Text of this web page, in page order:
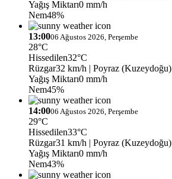
Yağış Miktarı0 mm/h
Nem48%
13:0006 Ağustos 2026, Perşembe
28°C
Hissedilen32°C
Rüzgar32 km/h | Poyraz (Kuzeydoğu)
Yağış Miktarı0 mm/h
Nem45%
14:0006 Ağustos 2026, Perşembe
29°C
Hissedilen33°C
Rüzgar31 km/h | Poyraz (Kuzeydoğu)
Yağış Miktarı0 mm/h
Nem43%